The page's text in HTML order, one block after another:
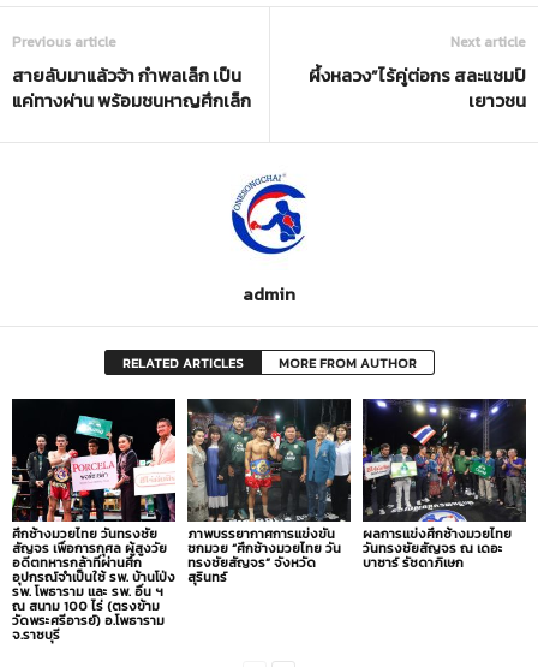
Previous article
สายลับมาแล้วจ้า กำพลเล็ก เป็น
แค่ทางผ่าน พร้อมชนหาญศึกเล็ก
Next article
ผึ้งหลวง”ไร้คู่ต่อกร สละแชมป์
เยาวชน
admin
RELATED ARTICLES MORE FROM AUTHOR
ศึกช้างมวยไทย วันทรงชัย
สัญจร เพื่อการกุศล ผู้สูงวัย
อดีตทหารกล้าที่ผ่านศึก
อุปกรณ์จำเป็นใช้ รพ. บ้านโป่ง
รพ. โพธาราม และ รพ. อื่น ฯ
ณ สนาม 100 ไร่ (ตรงข้าม
วัดพระศรีอารย์) อ.โพธาราม
จ.ราชบุรี
ภาพบรรยากาศการแข่งขัน
ชกมวย “ศึกช้างมวยไทย วัน
ทรงชัยสัญจร” จังหวัด
สุรินทร์
ผลการแข่งศึกช้างมวยไทย
วันทรงชัยสัญจร ณ เดอะ
บาซาร์ รัชดาภิเษก